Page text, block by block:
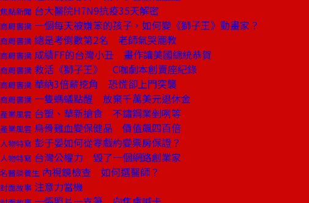
焦點新聞 台大醫院H7N9抗疫35天解密
商周書摘 一個每天被嫌笨的孩子，如何變《獅子王》動畫家？
商周書摘 總是考倒數第2名 老師氣哭罷教
商周書摘 成績FF的台灣小丑 畫作讓美國總統恭賀
商周書摘 救活《獅子王》 C咖劇本創賣座紀錄
商周書摘 華納3倍薪挖角 恐慌卻上門突襲
商周書摘 一隻螞蟻點醒 放棄千萬美元退休金
產業風雲 台塑、華新搶食 不鏽鋼業剉咧等
產業風雲 烏骨雞血變保健品 價值飆四百倍
人物特寫 彭于晏如何從零戲約變票房保證？
人物特寫 台灣公權力 毀了一個網路創業家
名醫談養生 內視鏡檢查 如何選醫師？
封面故事 注意力當機